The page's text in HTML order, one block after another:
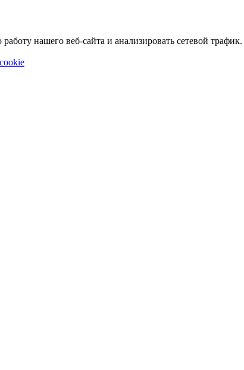
нашего веб-сайта и анализировать сетевой трафик.